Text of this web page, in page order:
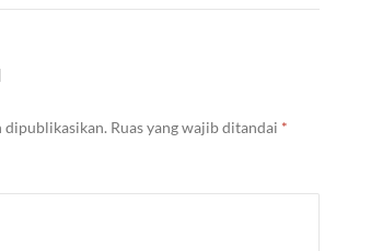
dipublikasikan. Ruas yang wajib ditandai *